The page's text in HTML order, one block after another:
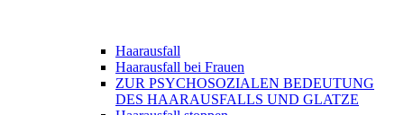
Haarausfall
Haarausfall bei Frauen
ZUR PSYCHOSOZIALEN BEDEUTUNG
DES HAARAUSFALLS UND GLATZE